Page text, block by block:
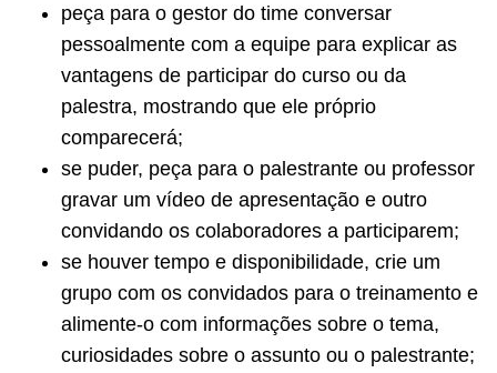
peça para o gestor do time conversar
pessoalmente com a equipe para explicar as
vantagens de participar do curso ou da
palestra, mostrando que ele próprio
comparecerá;
se puder, peça para o palestrante ou professor
gravar um vídeo de apresentação e outro
convidando os colaboradores a participarem;
se houver tempo e disponibilidade, crie um
grupo com os convidados para o treinamento e
alimente-o com informações sobre o tema,
curiosidades sobre o assunto ou o palestrante;